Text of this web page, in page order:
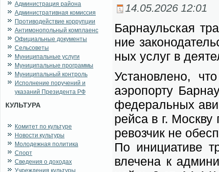
Администрация района
Административная комиссия
Противодействие коррупции
Антимонопольный комплаенс
Официальные документы
Сельсоветы
Муниципальные услуги
Муниципальные программы
Муниципальный контроль
Исполнение поручений и
указаний Президента РФ
КУЛЬТУРА
Комитет по культуре
Новости культуры
Молодежная политика
Спорт
Сведения о доходах
Учреждения культуры
14.05.2026 12:01
Бар­на­уль­ская
ние
ных услуг в
Уста­нов­ле­но,
аэро­пор­ту
фе­де­раль­ных
рей­са в г.
ре­воз­чик не
По ини­ци­а­ти­ве
вле­че­на к